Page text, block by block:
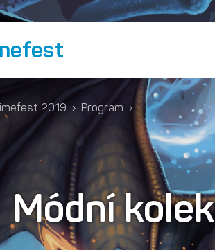
2019 › Program ›
Módní